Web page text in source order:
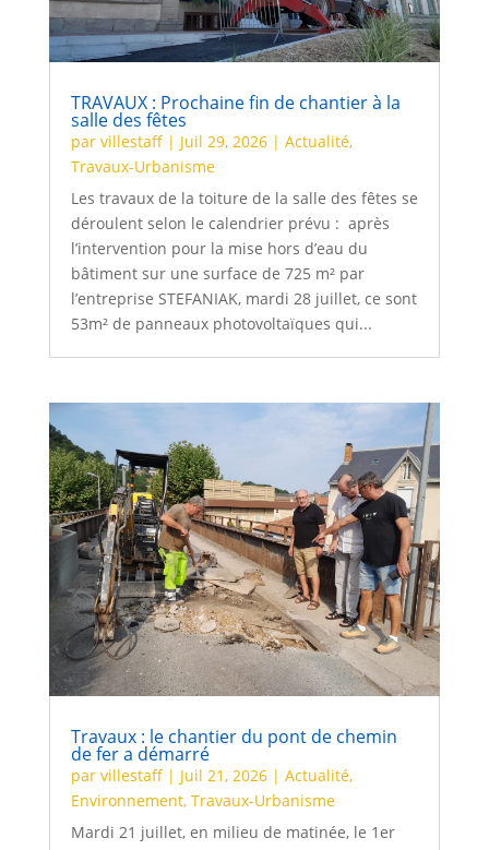
TRAVAUX : Prochaine fin de chantier à la
salle des fêtes
par villestaff| Juil 29, 2026| Actualité,
Travaux-Urbanisme
Les travaux de la toiture de la salle des fêtes se
déroulent selon le calendrier prévu : après
l’intervention pour la mise hors d’eau du
bâtiment sur une surface de 725 m² par
l’entreprise STEFANIAK, mardi 28 juillet, ce sont
53m² de panneaux photovoltaïques qui...
Travaux : le chantier du pont de chemin
de fer a démarré
par villestaff| Juil 21, 2026| Actualité,
Environnement, Travaux-Urbanisme
Mardi 21 juillet, en milieu de matinée, le 1er